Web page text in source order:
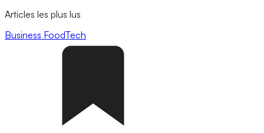
Articles les plus lus
Business FoodTech